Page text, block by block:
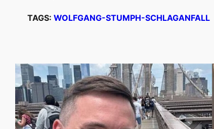
TAGS: WOLFGANG-STUMPH-SCHLAGANFALL